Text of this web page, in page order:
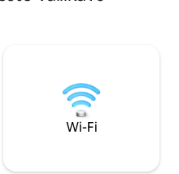
služba
služby
vedľa
relaxáciu. Všetky
sieťami proti
výlučne pre hostí.
Wi-Fi